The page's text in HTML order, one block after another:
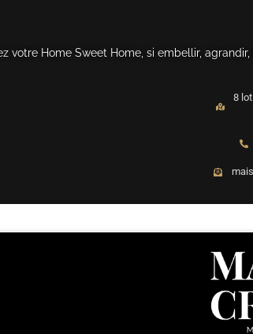
votre Home Sweet Home, si embellir,
8